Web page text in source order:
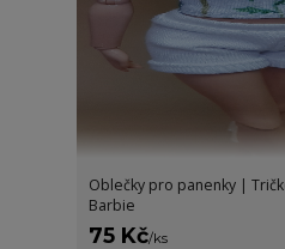
Oblečky pro panenky |
Barbie
75 Kč/ks